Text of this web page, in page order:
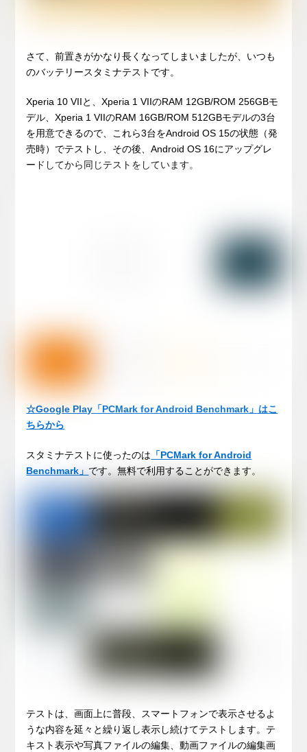
さて、前置きがかなり長くなってしまいましたが、いつも
のバッテリースタミナテストです。
Xperia 10 VIIと、Xperia 1 VIIのRAM 12GB/ROM 256GBモ
デル、Xperia 1 VIIのRAM 16GB/ROM 512GBモデルの3台
を用意できるので、これら3台をAndroid OS 15の状態（発
売時）でテストし、その後、Android OS 16にアップグレ
ードしてから同じテストをしています。
☆Google Play「PCMark for Android Benchmark」はこ
ちらから
スタミナテストに使ったのは 「PCMark for Android
Benchmark」 です。無料で利用することができます。
テストは、画面上に普段、スマートフォンで表示させるよ
うな内容を延々と繰り返し表示し続けてテストします。テ
キスト表示や写真ファイルの編集、動画ファイルの編集画